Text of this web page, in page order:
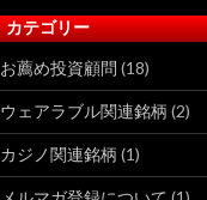
カテゴリー
お薦め投資顧問 (18)
ウェアラブル関連銘柄 (2)
カジノ関連銘柄 (1)